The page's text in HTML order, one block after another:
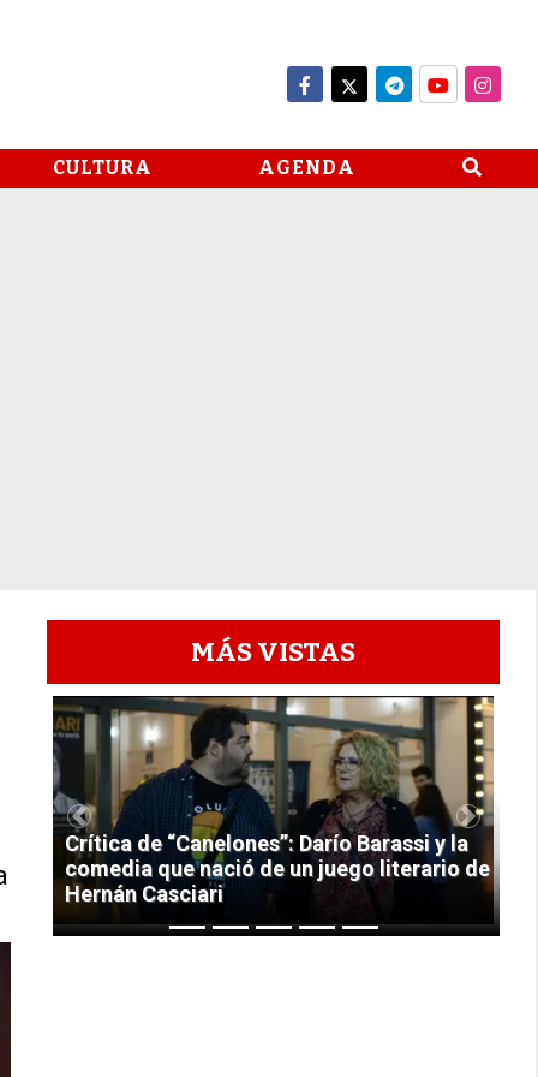
CULTURA AGENDA
MÁS VISTAS
1
Crítica de “Canelones”: Darío Barassi y la
comedia que nació de un juego literario de
Hernán Casciari
Previous Next